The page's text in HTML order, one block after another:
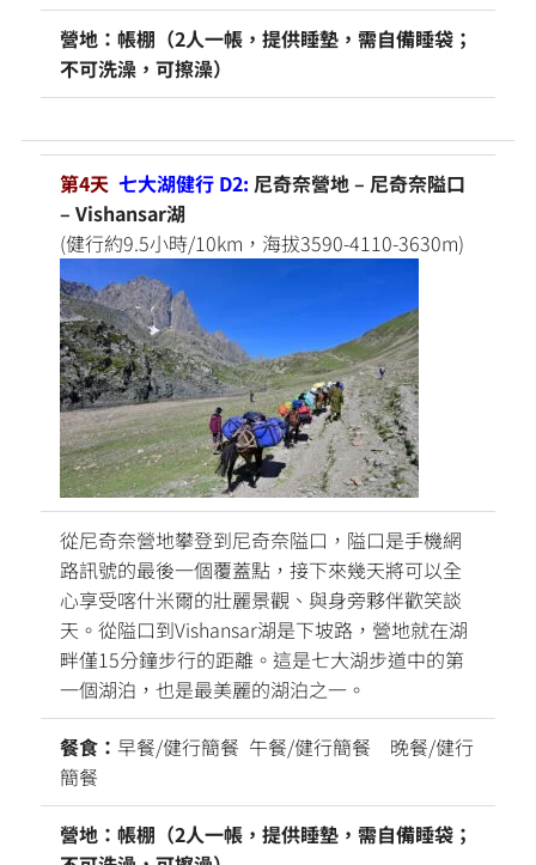
營地：帳棚（2人一帳，提供睡墊，需自備睡袋；
不可洗澡，可擦澡）
第4天 七大湖健行 D2: 尼奇奈營地 – 尼奇奈隘口
– Vishansar湖
(健行約9.5小時/10km，海拔3590-4110-3630m)
從尼奇奈營地攀登到尼奇奈隘口，隘口是手機網
路訊號的最後一個覆蓋點，接下來幾天將可以全
心享受喀什米爾的壯麗景觀、與身旁夥伴歡笑談
天。從隘口到Vishansar湖是下坡路，營地就在湖
畔僅15分鐘步行的距離。這是七大湖步道中的第
一個湖泊，也是最美麗的湖泊之一。
餐食： 早餐/健行簡餐 午餐/健行簡餐 晚餐/健行
簡餐
營地：帳棚（2人一帳，提供睡墊，需自備睡袋；